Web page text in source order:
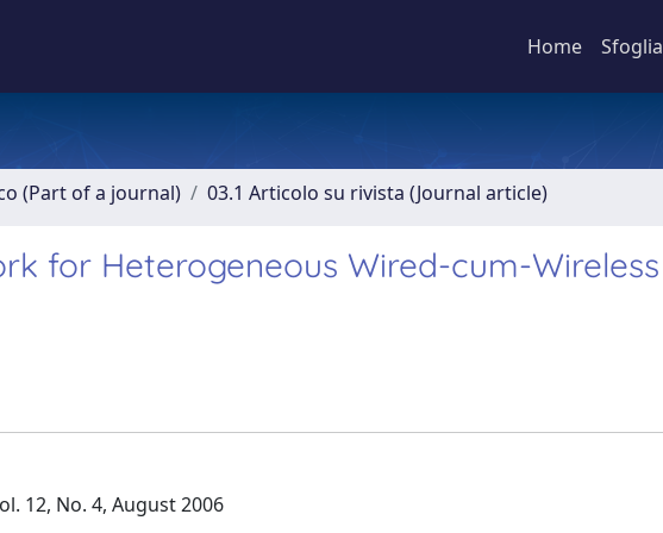
Home Sfoglia
(Part of a journal) 03.1 Articolo su rivista (Journal article)
for Heterogeneous Wired-cum-Wireless
12, No. 4, August 2006